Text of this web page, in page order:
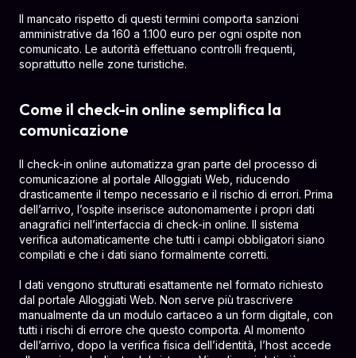
Il mancato rispetto di questi termini comporta sanzioni
amministrative da 160 a 1.100 euro per ogni ospite non
comunicato. Le autorità effettuano controlli frequenti,
soprattutto nelle zone turistiche.
Come il check-in online semplifica la
comunicazione
Il check-in online automatizza gran parte del processo di
comunicazione al portale Alloggiati Web, riducendo
drasticamente il tempo necessario e il rischio di errori. Prima
dell’arrivo, l’ospite inserisce autonomamente i propri dati
anagrafici nell’interfaccia di check-in online. Il sistema
verifica automaticamente che tutti i campi obbligatori siano
compilati e che i dati siano formalmente corretti.
I dati vengono strutturati esattamente nel formato richiesto
dal portale Alloggiati Web. Non serve più trascrivere
manualmente da un modulo cartaceo a un form digitale, con
tutti i rischi di errore che questo comporta. Al momento
dell’arrivo, dopo la verifica fisica dell’identità, l’host accede